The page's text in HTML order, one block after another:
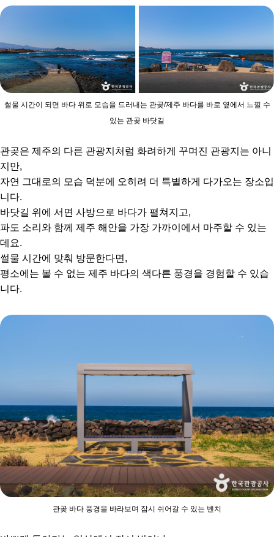
썰물 시간이 되면 바다 위로 모습을 드러내는 관곶/제주 바다를 바로 옆에서 느낄 수
있는 관곶 바닷길
관곶은 제주의 다른 관광지처럼 화려하게 꾸며진 관광지는 아니
지만,
자연 그대로의 모습 덕분에 오히려 더 특별하게 다가오는 장소입
니다.
바닷길 위에 서면 사방으로 바다가 펼쳐지고,
파도 소리와 함께 제주 해안을 가장 가까이에서 마주할 수 있는
데요.
썰물 시간에 맞춰 방문한다면,
평소에는 볼 수 없는 제주 바다의 색다른 풍경을 경험할 수 있습
니다.
관곶 바다 풍경을 바라보며 잠시 쉬어갈 수 있는 벤치